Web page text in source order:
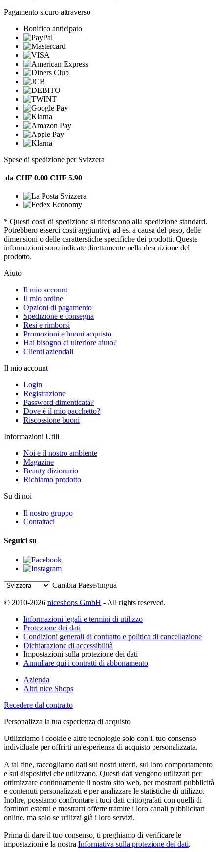
Pagamento sicuro attraverso
Bonifico anticipato
Spese di spedizione per Svizzera
da CHF 0.00 CHF 5.90
* Questi costi di spedizione si riferiscono alla spedizione standard.
Potrebbero esserci costi aggiuntivi, ad es. a causa del peso, delle
dimensioni o delle caratterstiche specifiche dei prodotti. Queste
informazioni sono indicate direttamente nella descrizione del
prodotto.
Aiuto
Il mio account
Il mio ordine
Opzioni di pagamento
Spedizione e consegna
Resi e rimborsi
Promozioni e buoni acquisto
Hai bisogno di ulteriore aiuto?
Clienti aziendali
Il mio account
Login
Registrazione
Password dimenticata?
Dove è il mio pacchetto?
Riscossione buoni
Informazioni Utili
Noi e il nostro ambiente
Magazine
Beauty dizionario
Richiamo prodotto
Su di noi
Il nostro gruppo
Contattaci
Seguici su
Cambia Paese/lingua
© 2010-2026 niceshops GmbH - All rights reserved.
Informazioni legali e termini di utilizzo
Protezione dei dati
Condizioni generali di contratto e politica di cancellazione
Dichiarazione di accessibilità
Impostazioni sulla protezione dei dati
Annullare qui i contratti di abbonamento
Azienda
Altri nice Shops
Recedere dal contratto
Personalizza la tua esperienza di acquisto
Utilizziamo i cookie e altre tecnologie solo con il tuo consenso
individuale per offrirti un'esperienza di acquisto personalizzata.
A tal fine, raccogliamo dati sui nostri utenti, sul loro comportamento
e sui dispositivi che utilizzano. Questi dati vengono utilizzati per
ottimizzare continuamente il nostro sito web, per mostrarti pubblicità
e contenuti personalizzati e per analizzare le statistiche di utilizzo.
Inoltre, possiamo confrontare i tuoi dati crittografati con quelli di
fornitori esterni e mostrarti offerte tramite i loro canali pubblicitari
online, ma solo se utilizzi già i loro servizi.
Prima di dare il tuo consenso, ti preghiamo di verificare le
impostazioni e la nostra Informativa sulla protezione dei dati.